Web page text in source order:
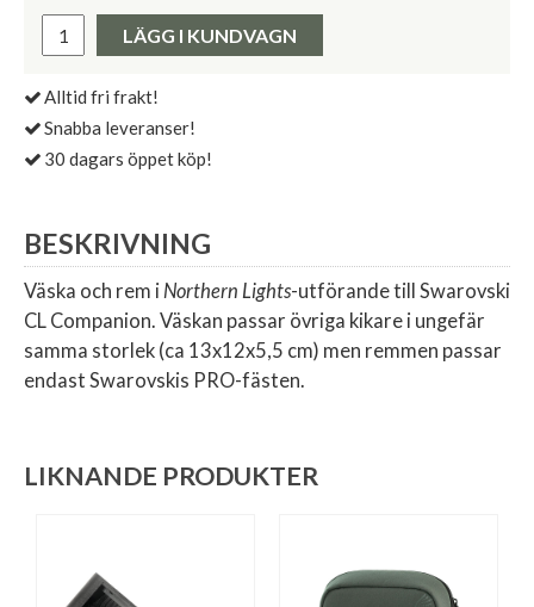
Pris:
LÄGG I KUNDVAGN
Alltid fri frakt!
Snabba leveranser!
30 dagars öppet köp!
BESKRIVNING
Väska och rem i Northern Lights-utförande till Swarovski
CL Companion. Väskan passar övriga kikare i ungefär
samma storlek (ca 13x12x5,5 cm) men remmen passar
endast Swarovskis PRO-fästen.
LIKNANDE PRODUKTER